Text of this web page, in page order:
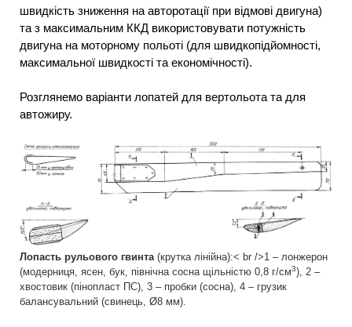
швидкість зниження на авторотації при відмові двигуна)
та з максимальним ККД використовувати потужність
двигуна на моторному польоті (для швидкопідйомності,
максимальної швидкості та економічності).
Розглянемо варіанти лопатей для вертольота та для
автожиру.
Лопасть рульового гвинта(крутка лінійна):< br />1 – лонжерон
(модерниця, ясен, бук, північна сосна щільністю 0,8 г/см3), 2 –
хвостовик (пінопласт ПС), 3 – пробки (сосна), 4 – грузик
балансувальний (свинець, Ø8 мм).